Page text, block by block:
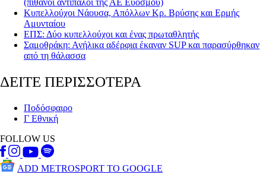
(πιθανοί αντίπαλοι της ΑΕ Ευόσμου)
Κυπελλούχοι Νάουσα, Απόλλων Κρ. Βρύσης και Ερμής
Αμυνταίου
ΕΠΣ: Δύο κυπελλούχοι και ένας πρωταθλητής
Σαμοθράκη: Ανήλικα αδέρφια έκαναν SUP και παρασύρθηκαν
από τη θάλασσα
ΔΕΙΤΕ ΠΕΡΙΣΣΟΤΕΡΑ
Ποδόσφαιρο
Γ Εθνική
FOLLOW US
ADD METROSPORT TO GOOGLE